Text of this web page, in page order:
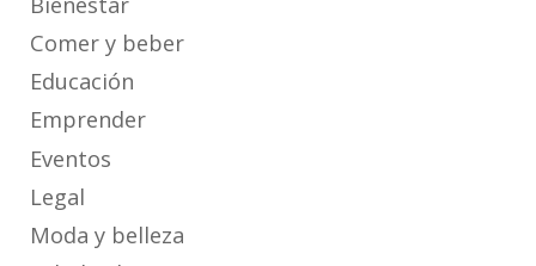
Comer y beber
Educación
Emprender
Eventos
Legal
Moda y belleza